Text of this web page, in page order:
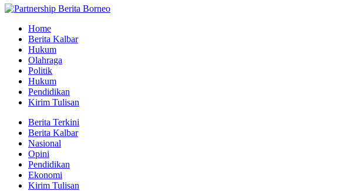
Home
Berita Kalbar
Hukum
Olahraga
Politik
Hukum
Pendidikan
Kirim Tulisan
Berita Terkini
Berita Kalbar
Nasional
Opini
Pendidikan
Ekonomi
Kirim Tulisan